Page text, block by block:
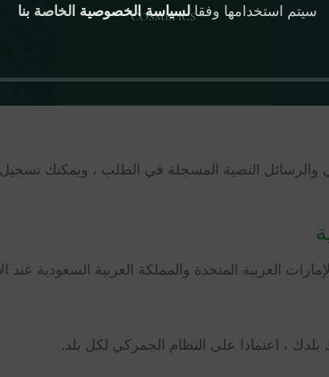
سيتم استخدامها وفقالسياسة الخصوصية الخاصة بنا
والرسائل النصية المسجلة في الطلب ، ويمكنك
والرسائل النصية المسجلة في الطلب ، ويمكنك
العربية المتحدة والمملكة العربية السعودية
، اعتمادا على النظام الجمركي لكل بلد.